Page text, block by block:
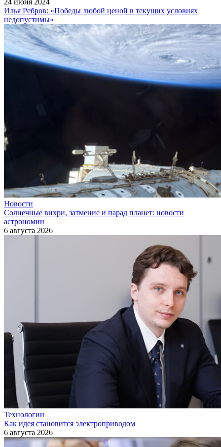
24 июня 2024
Илья Ребров: «Победы любой ценой в текущих условиях
недопустимы»
Новости
Солнечные вихри, затмение и парад планет: новости
астрономии
6 августа 2026
Технологии
Как идея становится электроприводом
6 августа 2026